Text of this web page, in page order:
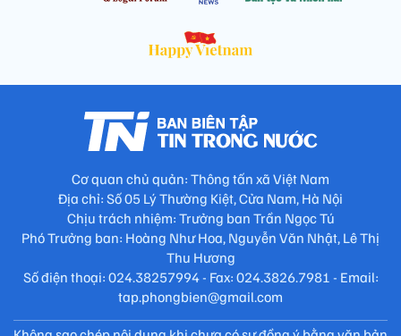
Cơ quan chủ quản: Thông tấn xã Việt Nam
Địa chỉ: Số 05 Lý Thường Kiệt, Cửa Nam, Hà Nội
Chịu trách nhiệm: Trưởng ban Trần Ngọc Tú
Phó Trưởng ban: Hoàng Như Hoa, Nguyễn Văn Nhật, Lê Thị
Thu Hương
Số điện thoại: 024.38257994 - Fax: 024.3826.7981 - Email:
tap.phongbien@gmail.com